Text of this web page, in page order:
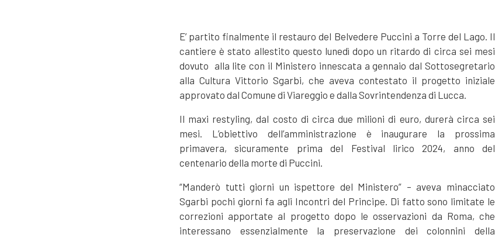
E’ partito finalmente il restauro del Belvedere Puccini a Torre del Lago. Il
cantiere è stato allestito questo lunedì dopo un ritardo di circa sei mesi
dovuto alla lite con il Ministero innescata a gennaio dal Sottosegretario
alla Cultura Vittorio Sgarbi, che aveva contestato il progetto iniziale
approvato dal Comune di Viareggio e dalla Sovrintendenza di Lucca.
Il maxi restyling, dal costo di circa due milioni di euro, durerà circa sei
mesi. L’obiettivo dell’amministrazione è inaugurare la prossima
primavera, sicuramente prima del Festival lirico 2024, anno del
centenario della morte di Puccini.
“Manderò tutti giorni un ispettore del Ministero” – aveva minacciato
Sgarbi pochi giorni fa agli Incontri del Principe. Di fatto sono limitate le
correzioni apportate al progetto dopo le osservazioni da Roma, che
interessano essenzialmente la preservazione dei colonnini della